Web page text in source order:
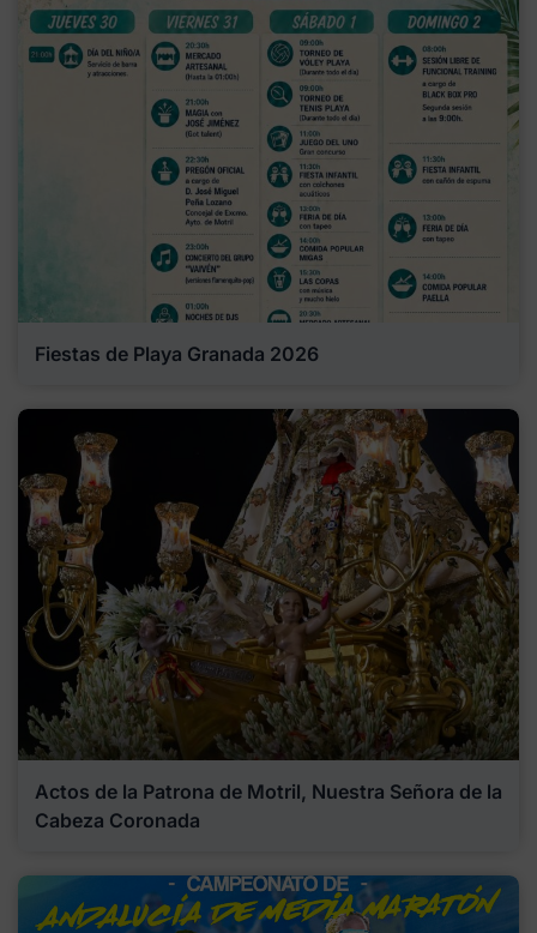
Fiestas de Playa Granada 2026
Actos de la Patrona de Motril, Nuestra Señora de la
Cabeza Coronada